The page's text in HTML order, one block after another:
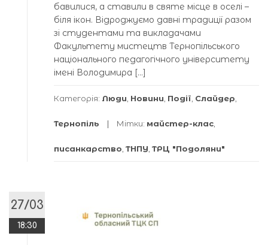
бавилися, а ставили в святе місце в оселі –
біля ікон. Відроджуємо давні традиції разом
зі студентами та викладачами
Факультету мистецтв Тернопільського
національного педагогічного університету
імені Володимира […]
Категорія: Люди Новини Події Слайдер
Тернопіль Мітки: майстер-клас
писанкарство ТНПУ ТРЦ "Подоляни"
27/03
18:30